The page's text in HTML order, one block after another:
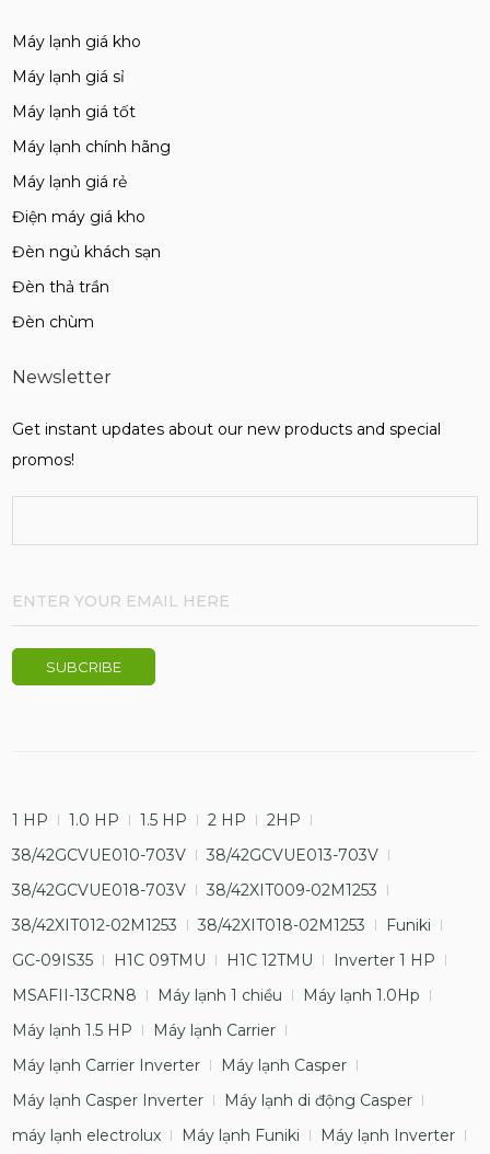
Máy lạnh giá kho
Máy lạnh giá sỉ
Máy lạnh giá tốt
Máy lạnh chính hãng
Máy lạnh giá rẻ
Điện máy giá kho
Đèn ngủ khách sạn
Đèn thả trần
Đèn chùm
Newsletter
Get instant updates about our new products and special
promos!
1 HP 1.0 HP 1.5 HP 2 HP
2HP
38/42GCVUE010-703V
38/42GCVUE013-703V
38/42GCVUE018-703V
38/42XIT009-02M1253
38/42XIT012-02M1253
38/42XIT018-02M1253
Funiki
GC-09IS35
H1C 09TMU H1C 12TMU
Inverter 1 HP
MSAFII-13CRN8
Máy lạnh 1 chiều
Máy lạnh 1.0Hp
Máy lạnh 1.5 HP
Máy lạnh Carrier
Máy lạnh Carrier Inverter
Máy lạnh Casper
Máy lạnh Casper Inverter
Máy lạnh di động Casper
máy lạnh electrolux
Máy lạnh Funiki Máy lạnh Inverter